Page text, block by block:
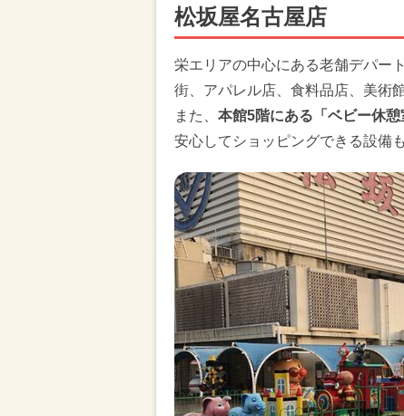
松坂屋名古屋店
栄エリアの中心にある老舗デパー
街、アパレル店、食料品店、美術
また、 本館5階にある「ベビー休憩
安心してショッピングできる設備